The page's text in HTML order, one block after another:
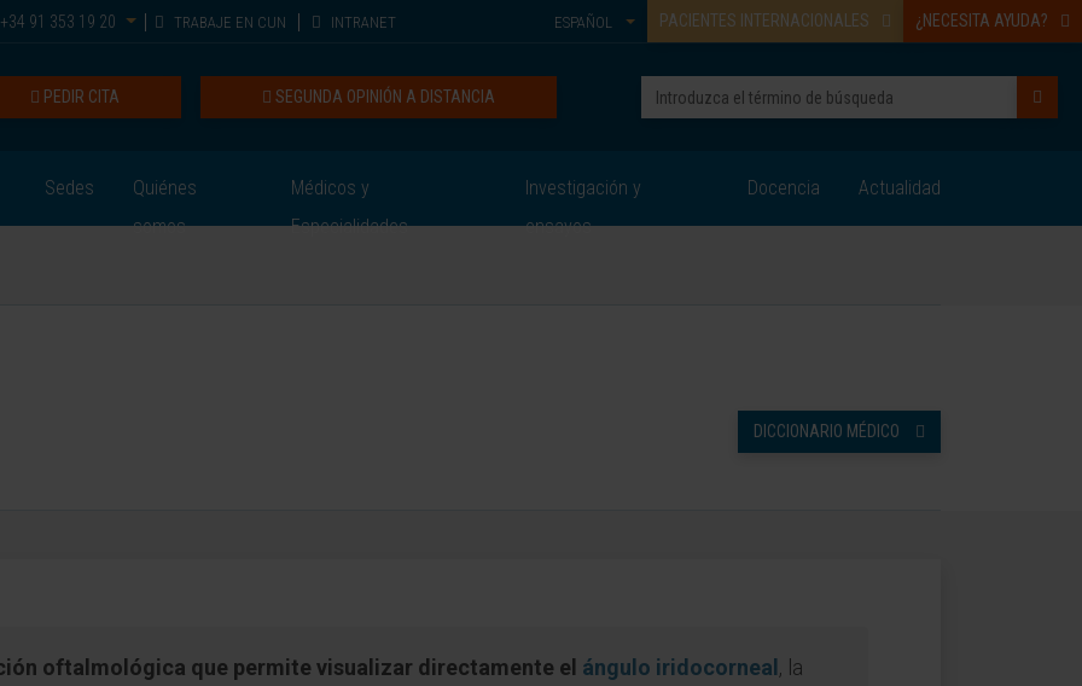
+34 91 353 19 20 TRABAJE EN CUN INTRANET PACIENTES INTERNACIONALES ¿NECESITA AYUDA?
ESPAÑOL
SEGUNDA OPINIÓN A DISTANCIA
PEDIR CITA
Sedes
Quiénes
somos
Médicos y
Especialidades
Investigación y
ensayos
Docencia Actualidad
DICCIONARIO MÉDICO
oftalmológica que permite visualizar directamente el ángulo iridocorneal , la